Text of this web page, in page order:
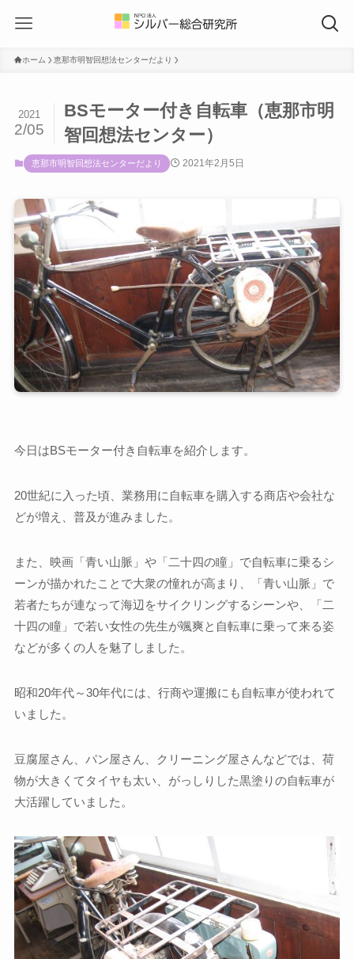
ホーム 恵那市明智回想法センターだより
BSモーター付き自転車（恵那市明
智回想法センター）
2021
2/05
恵那市明智回想法センターだより 2021年2月5日
今日はBSモーター付き自転車を紹介します。
20世紀に入った頃、業務用に自転車を購入する商店や会社な
どが増え、普及が進みました。
また、映画「青い山脈」や「二十四の瞳」で自転車に乗るシ
ーンが描かれたことで大衆の憧れが高まり、「青い山脈」で
若者たちが連なって海辺をサイクリングするシーンや、「二
十四の瞳」で若い女性の先生が颯爽と自転車に乗って来る姿
などが多くの人を魅了しました。
昭和20年代～30年代には、行商や運搬にも自転車が使われて
いました。
豆腐屋さん、パン屋さん、クリーニング屋さんなどでは、荷
物が大きくてタイヤも太い、がっしりした黒塗りの自転車が
大活躍していました。